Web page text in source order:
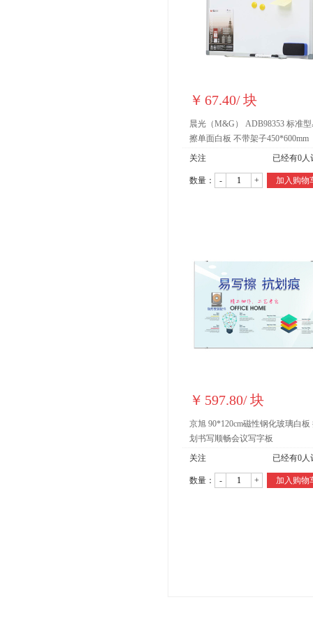
￥ 67.40/块
晨光（M&G） ADB98353 标准
擦单面白板 不带架子450*600mm
关注
已经有0人
数量： - + 加入购物
￥ 597.80/块
京旭 90*120cm磁性钢化玻璃白板
划书写顺畅会议写字板
关注
已经有0人
数量： - + 加入购物